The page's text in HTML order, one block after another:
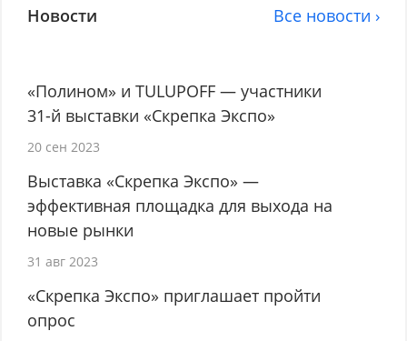
Новости Все новости ›
«Полином» и TULUPOFF — участники
31-й выставки «Скрепка Экспо»
20 сен 2023
Выставка «Скрепка Экспо» —
эффективная площадка для выхода на
новые рынки
31 авг 2023
«Скрепка Экспо» приглашает пройти
опрос